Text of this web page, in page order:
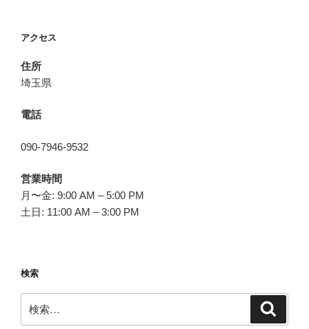
ン
アクセス
住所
埼玉県
電話
090-7946-9532
営業時間
月〜金: 9:00 AM – 5:00 PM
土日: 11:00 AM – 3:00 PM
検索
索: